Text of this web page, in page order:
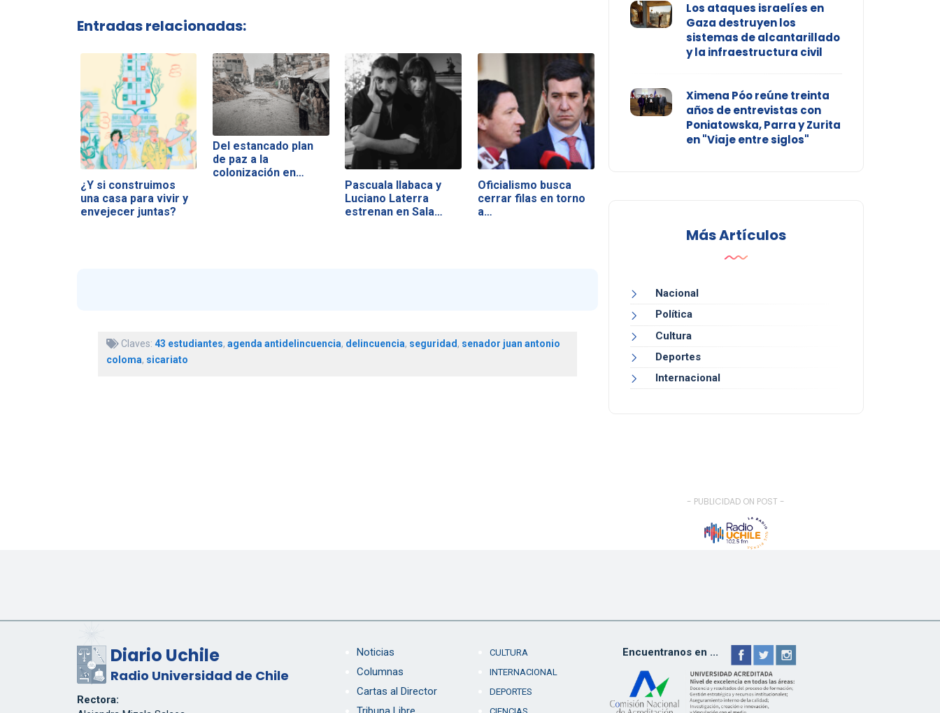
Entradas relacionadas:
¿Y si construimos
una casa para vivir y
envejecer juntas?
Del estancado plan
de paz a la
colonización en…
Pascuala Ilabaca y
Luciano Laterra
estrenan en Sala…
Oficialismo busca
cerrar filas en torno
a…
Claves: 43 estudiantes, agenda antidelincuencia, delincuencia, seguridad, senador juan antonio
coloma, sicariato
Los ataques israelíes en
Gaza destruyen los
sistemas de alcantarillado
y la infraestructura civil
Ximena Póo reúne treinta
años de entrevistas con
Poniatowska, Parra y Zurita
en "Viaje entre siglos"
Más Artículos
Nacional
Política
Cultura
Deportes
Internacional
- PUBLICIDAD ON POST -
Diario Uchile
Radio Universidad de Chile
Rectora:
Noticias
Columnas
Cartas al Director
CULTURA
INTERNACIONAL
DEPORTES
Encuentranos en ...